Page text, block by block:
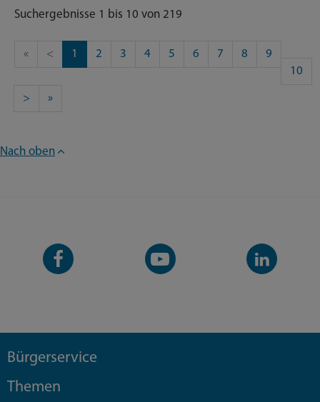
Suchergebnisse 1 bis 10 von 219
« < 1 2 3 4 5 6 7 8
9
10
> »
Nach oben
Facebook-
Seite
YouTube-
Kanal
LinkedIn-
Kanal
Bürgerservice
Themen